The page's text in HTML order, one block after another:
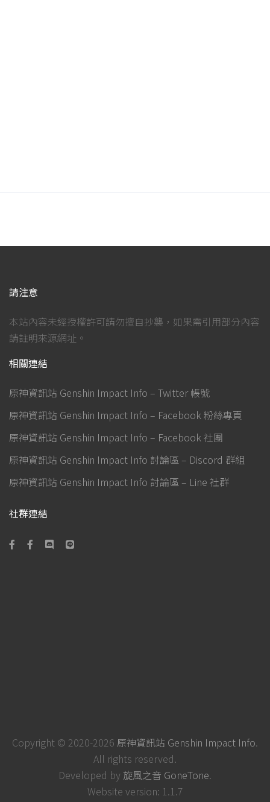
請注意
本站內容未經授權許可請勿擅自抄襲，如果需引用部分內容
請註明來源網址。
相關連結
原神資訊站 Genshin Impact Info – Twitter 帳號
原神資訊站 Genshin Impact Info – Facebook 粉絲專頁
原神資訊站 Genshin Impact Info – Facebook 社團
原神資訊站 Genshin Impact Info 討論區 – Discord 群組
原神資訊站 Genshin Impact Info 討論區 – Line 社群
社群連結
Copyright © 2020-2026 原神資訊站 Genshin Impact Info.
All rights reserved.
Developed by 旋風之音 GoneTone.
Website version: 1.1.7